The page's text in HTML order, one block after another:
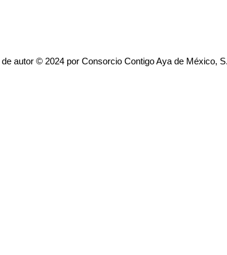
autor © 2024 por Consorcio Contigo Aya de México,